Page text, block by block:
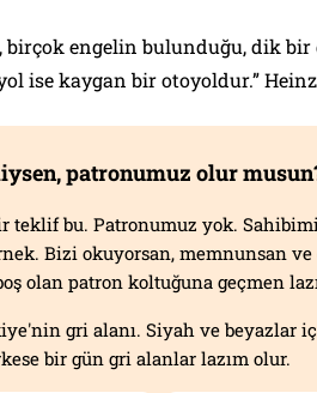
birçok engelin bulunduğu, dik bir
ise kaygan bir otoyoldur.”
patronumuz olur
teklif bu. Patronumuz yok.
Bizi okuyorsan, memnunsan
olan patron koltuğuna geçmen
gri alanı. Siyah ve beyazlar
bir gün gri alanlar lazım olur.